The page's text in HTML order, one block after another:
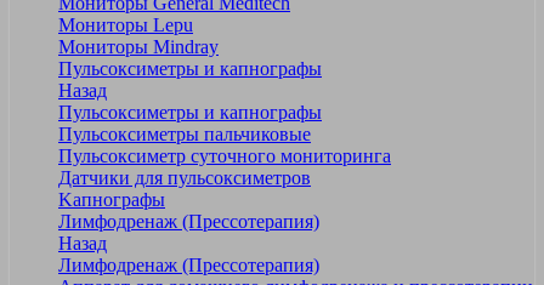
Мониторы Lepu
Мониторы Mindray
Пульсоксиметры и капнографы
Назад
Пульсоксиметры и капнографы
Пульсоксиметры пальчиковые
Пульсоксиметр суточного мониторинга
Датчики для пульсоксиметров
Kапнографы
Лимфодренаж (Прессотерапия)
Назад
Лимфодренаж (Прессотерапия)